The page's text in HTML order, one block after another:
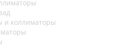
и коллиматоры